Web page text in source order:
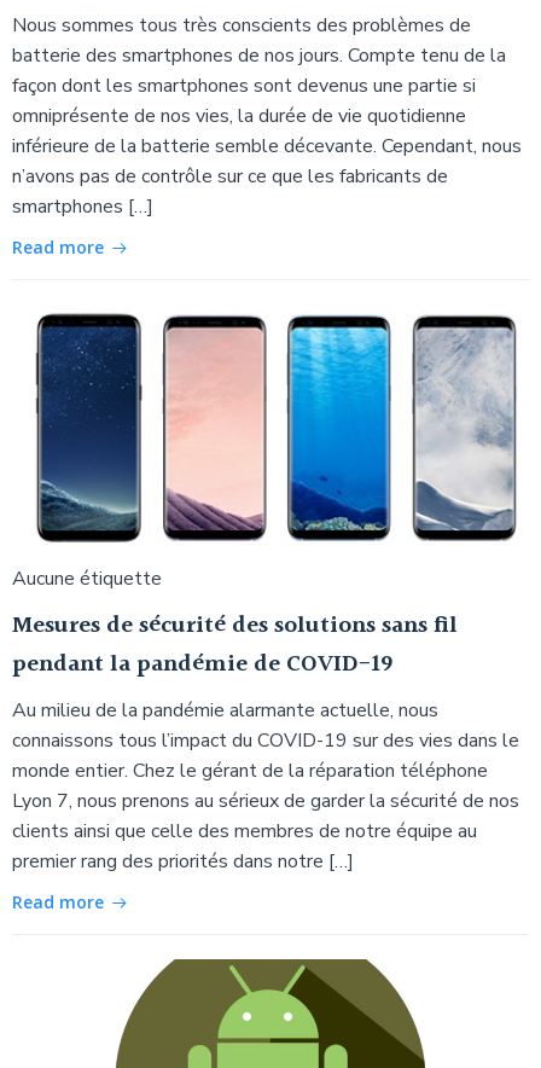
Nous sommes tous très conscients des problèmes de
batterie des smartphones de nos jours. Compte tenu de la
façon dont les smartphones sont devenus une partie si
omniprésente de nos vies, la durée de vie quotidienne
inférieure de la batterie semble décevante. Cependant, nous
n’avons pas de contrôle sur ce que les fabricants de
smartphones […]
Read more
Aucune étiquette
Mesures de sécurité des solutions sans fil
pendant la pandémie de COVID-19
Au milieu de la pandémie alarmante actuelle, nous
connaissons tous l’impact du COVID-19 sur des vies dans le
monde entier. Chez le gérant de la réparation téléphone
Lyon 7, nous prenons au sérieux de garder la sécurité de nos
clients ainsi que celle des membres de notre équipe au
premier rang des priorités dans notre […]
Read more